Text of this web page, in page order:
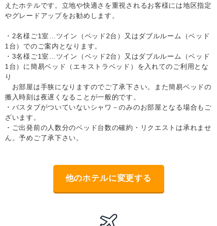
えたホテルです。立地や快適さを重視されるお客様には地区指定
やグレードアップをお勧めします。
・2名様ご1室…ツイン（ベッド2台）又はダブルルーム（ベッド
1台）でのご案内となります。
・3名様ご1室…ツイン（ベッド2台）又はダブルルーム（ベッド
1台）に簡易ベッド（エキストラベッド）を入れてのご利用とな
り
お部屋は手狭になりますのでご了承下さい。また簡易ベッドの
搬入時刻は夜遅くなることが一般的です。
・バスタブがついていないシャワ－のみのお部屋となる場合もご
ざいます。
・ご出発前の人数分のベッド台数の確約・リクエストは承れませ
ん。予めご了承下さい。
他のホテルに変更する